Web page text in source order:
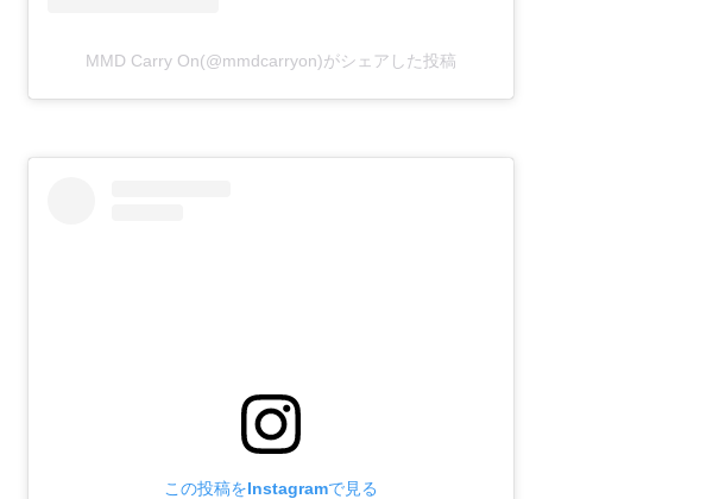
MMD Carry On(@mmdcarryon)がシェアした投稿
この投稿をInstagramで見る